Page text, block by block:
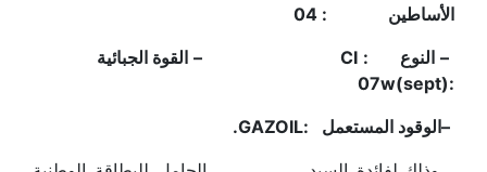
الأساطين : 04
– النوع : CI
– القوة الجبائية
:
07w(sept)
–الوقود المستعمل :GAZOIL
.